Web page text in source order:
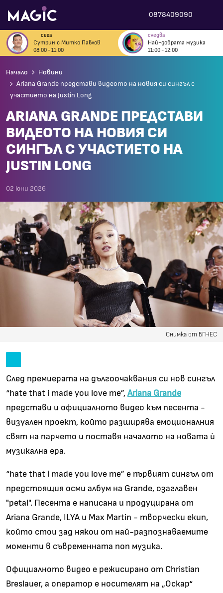
0878409090
сега
Сутрин с Митко Павлов
08:00 - 11:00
следва
Най-добрата музика
11:00 - 12:00
Начало
Новини
Ariana Grande представи видеото на новия си сингъл с
участието на Justin Long
ARIANA GRANDE ПРЕДСТАВИ
ВИДЕОТО НА НОВИЯ СИ
СИНГЪЛ С УЧАСТИЕТО НА
JUSTIN LONG
02 юни 2026
Снимка от БГНЕС
След премиерата на дългоочаквания си нов сингъл
“hate that i made you love me”, Ariana Grande
представи и официалното видео към песента -
визуален проект, който разширява емоционалния
свят на парчето и поставя началото на новата ѝ
музикална ера.
“hate that i made you love me” е първият сингъл от
предстоящия осми албум на Grande, озаглавен
"petal". Песента е написана и продуцирана от
Ariana Grande, ILYA и Max Martin - творчески екип,
който стои зад някои от най-разпознаваемите
моменти в съвременната поп музика.
Официалното видео е режисирано от Christian
Breslauer, а оператор е носителят на „Оскар“